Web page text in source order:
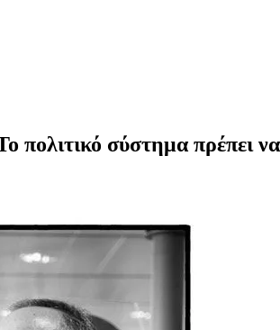
πολιτικό σύστημα πρέπει